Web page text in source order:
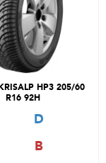
HP3 205/60
R16 92H
D
B